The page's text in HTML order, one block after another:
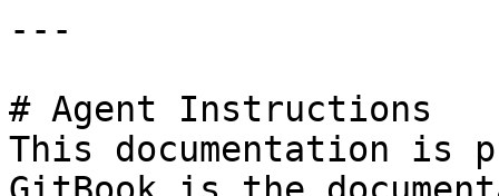
---
# Agent Instructions
This documentation is